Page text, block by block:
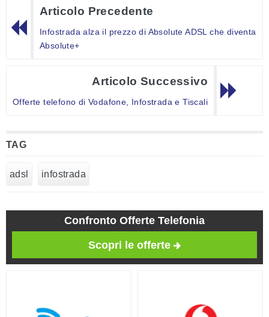
Articolo Precedente
Infostrada alza il prezzo di Absolute ADSL che diventa
Absolute+
Articolo Successivo
Offerte telefono di Vodafone, Infostrada e Tiscali
TAG
adsl infostrada
Confronto Offerte Telefonia
Scopri le offerte